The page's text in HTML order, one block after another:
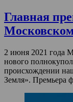
Главная
2 июня 2021 года
нового
происхождении
Земля». Премьера